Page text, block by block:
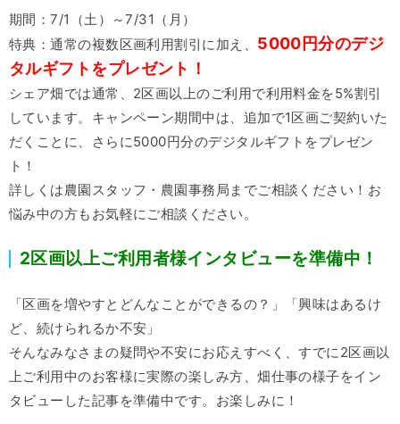
期間：7/1（土）～7/31（月）
特典：通常の複数区画利用割引に加え、 5000円分のデジ
タルギフトをプレゼント！
シェア畑では通常、2区画以上のご利用で利用料金を5%割引
しています。キャンペーン期間中は、追加で1区画ご契約いた
だくことに、さらに5000円分のデジタルギフトをプレゼン
ト！
詳しくは農園スタッフ・農園事務局までご相談ください！お
悩み中の方もお気軽にご相談ください。
2区画以上ご利用者様インタビューを準備中！
「区画を増やすとどんなことができるの？」「興味はあるけ
ど、続けられるか不安」
そんなみなさまの疑問や不安にお応えすべく、すでに2区画以
上ご利用中のお客様に実際の楽しみ方、畑仕事の様子をイン
タビューした記事を準備中です。お楽しみに！